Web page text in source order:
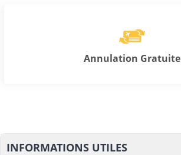
Annulation Gratuite
INFORMATIONS UTILES